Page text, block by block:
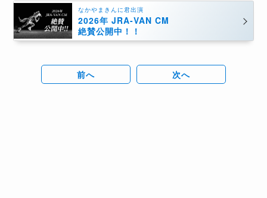
なかやまきんに君出演
2026年 JRA-VAN CM
絶賛公開中！！
前へ 次へ